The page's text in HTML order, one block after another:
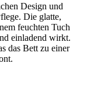
Design und
Die glatte,
feuchten Tuch
einladend wirkt.
das Bett zu einer